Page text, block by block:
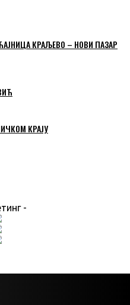
КРАЉЕВО – НОВИ ПАЗАР
КРАЈУ
-